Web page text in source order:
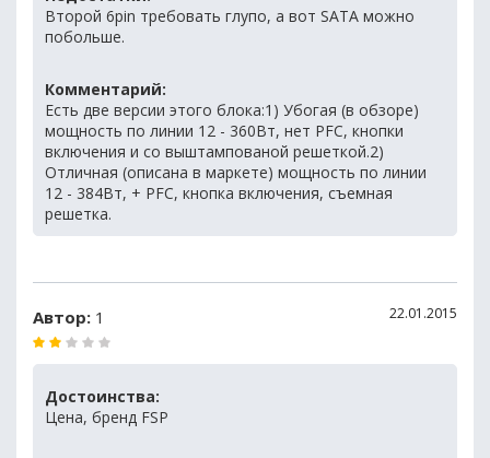
Второй 6pin требовать глупо, а вот SATA можно
побольше.
Комментарий:
Есть две версии этого блока:1) Убогая (в обзоре)
мощность по линии 12 - 360Вт, нет PFC, кнопки
включения и со выштампованой решеткой.2)
Отличная (описана в маркете) мощность по линии
12 - 384Вт, + PFC, кнопка включения, съемная
решетка.
Автор: 1 22.01.2015
Достоинства:
Цена, бренд FSP